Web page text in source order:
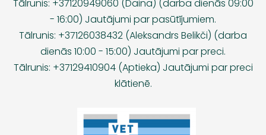
Tālrunis: +37120949060 (Daina) (darba dienās 09:00
- 16:00) Jautājumi par pasūtījumiem.
Tālrunis: +37126038432 (Aleksandrs Belikči) (darba
dienās 10:00 - 15:00) Jautājumi par preci.
Tālrunis: +37129410904 (Aptieka) Jautājumi par preci
klātienē.